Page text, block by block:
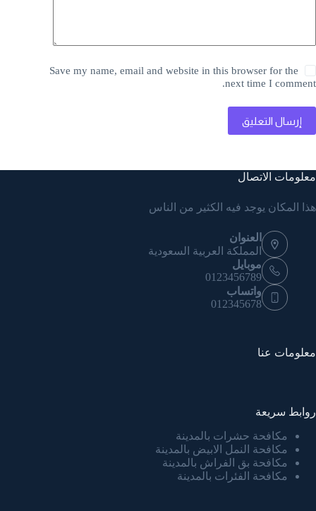
Save my name, email and website in this browser for the
next time I comment.
إرسال التعليق
معلومات الاتصال
هذا المكان يوجد فيه الكثير من الناس
العنوان
المملكة العربية السعودية
موبايل
0123456789
واتساب
012345678
معلومات عنا
روابط سريعة
مكافحة حشرات بالمدينة
مكافحة النمل الابيض بالمدينة
مكافحة بق الفراش بالمدينة
مكافحة الفئرات بالمدينة